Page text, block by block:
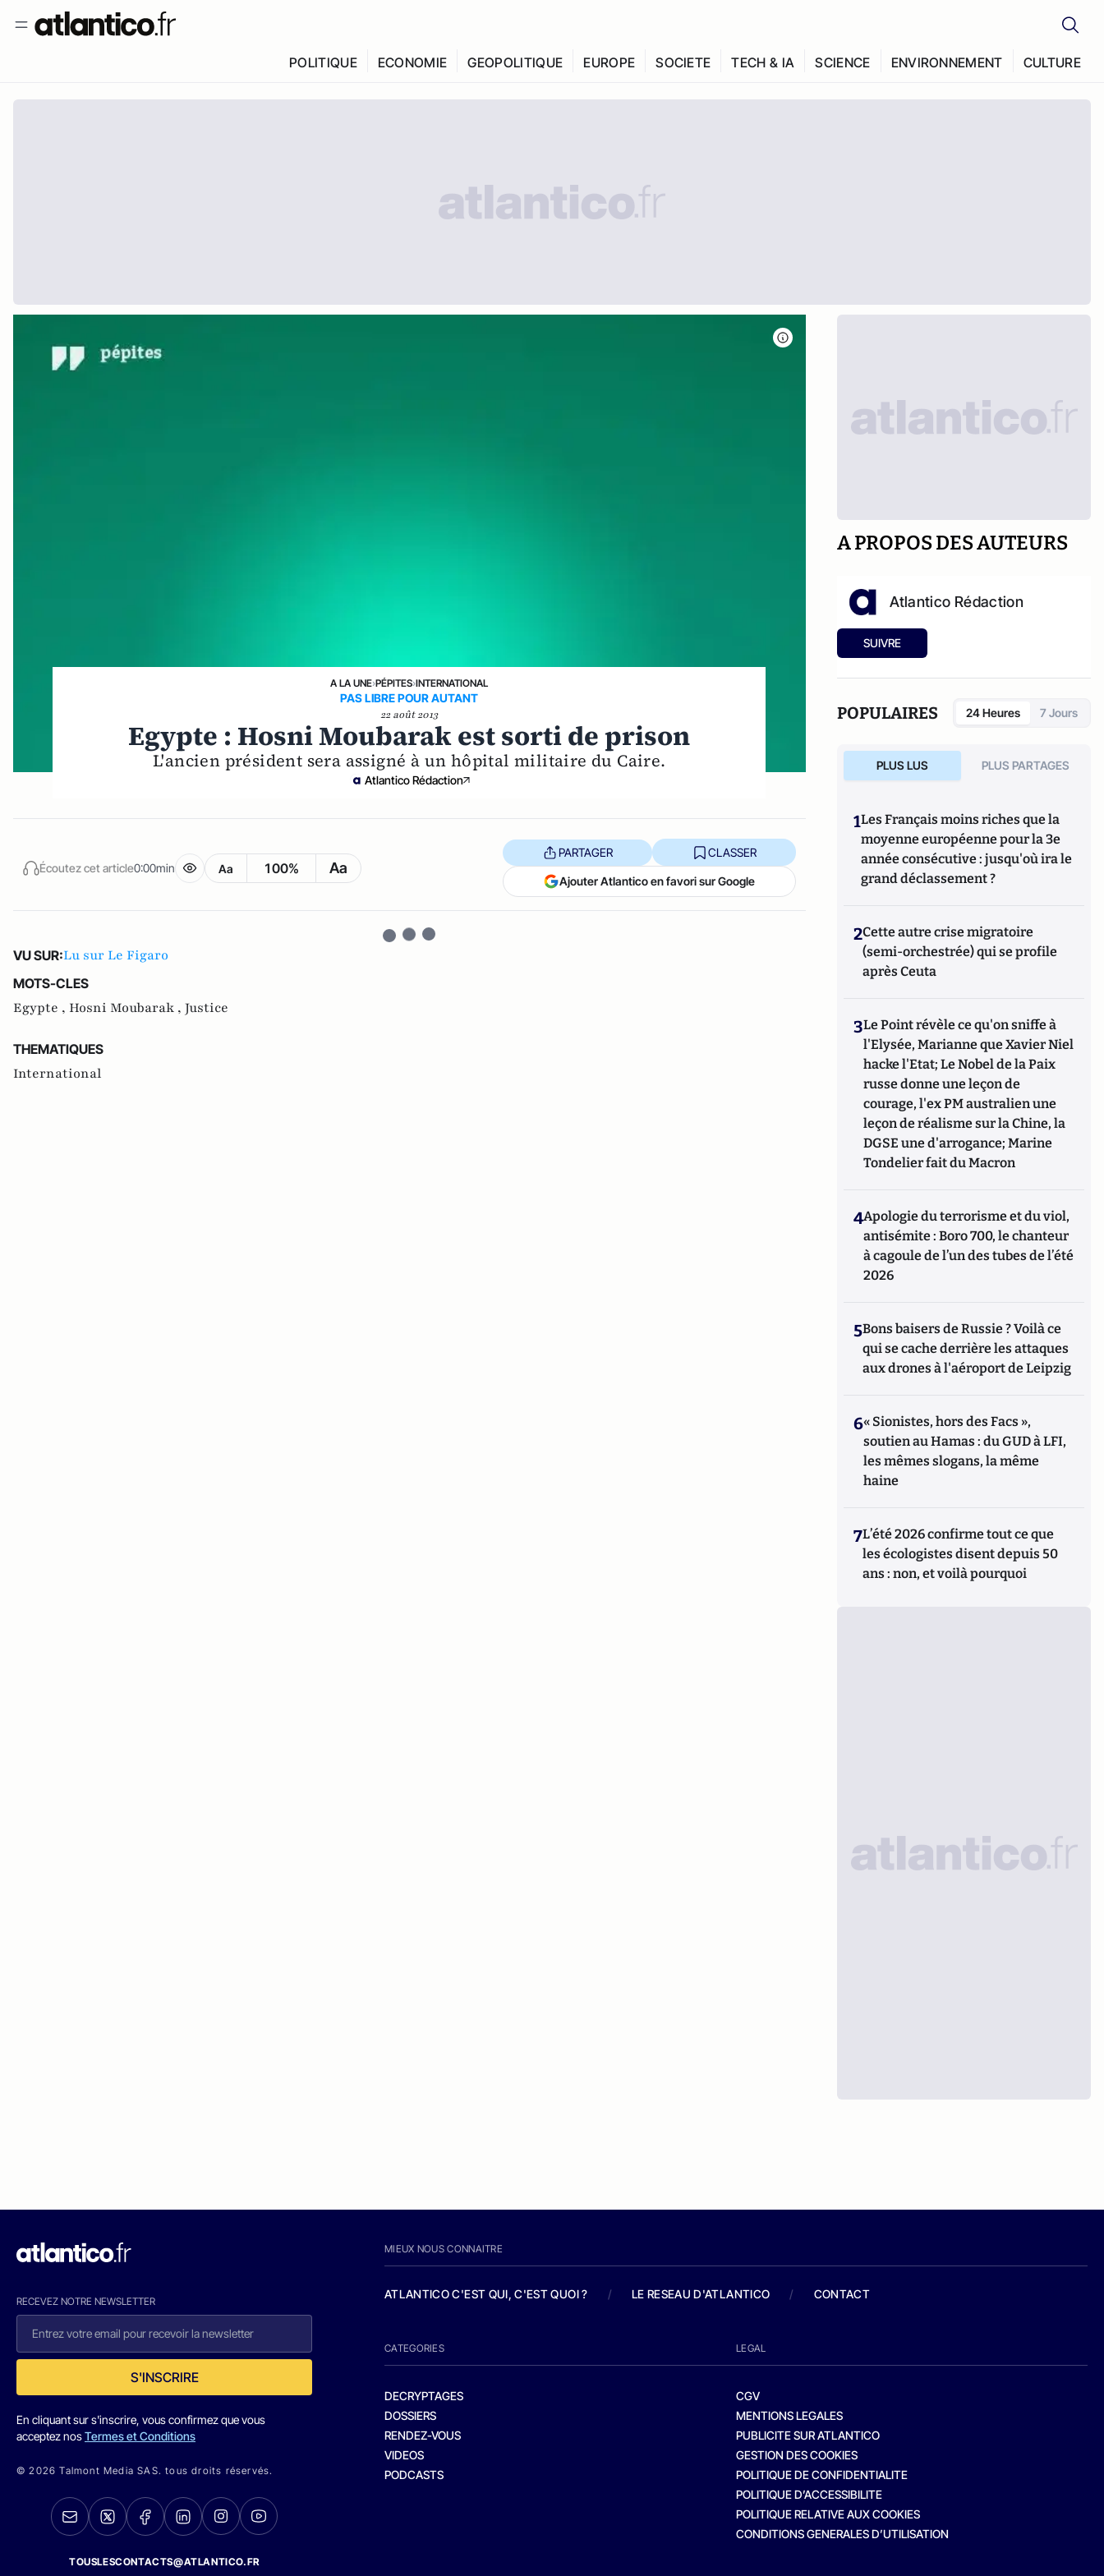
POLITIQUE ECONOMIE GEOPOLITIQUE EUROPE SOCIETE TECH & IA SCIENCE ENVIRONNEMENT CULTURE
A LA UNE›PÉPITES›INTERNATIONAL
PAS LIBRE POUR AUTANT
22 août 2013
Egypte : Hosni Moubarak est sorti de prison
L'ancien président sera assigné à un hôpital militaire du Caire.
Atlantico Rédaction
Écoutez cet article0:00min Aa 100% Aa
PARTAGER CLASSER
Ajouter Atlantico en favori sur Google
VU SUR:Lu sur Le Figaro
MOTS-CLES
Egypte , Hosni Moubarak , Justice
THEMATIQUES
International
A PROPOS DES AUTEURS
Atlantico Rédaction
SUIVRE
POPULAIRES 24 Heures 7 Jours
PLUS LUS PLUS PARTAGES
1Les Français moins riches que la
moyenne européenne pour la 3e
année consécutive : jusqu'où ira le
grand déclassement ?
2Cette autre crise migratoire
(semi-orchestrée) qui se profile
après Ceuta
3Le Point révèle ce qu'on sniffe à
l'Elysée, Marianne que Xavier Niel
hacke l'Etat; Le Nobel de la Paix
russe donne une leçon de
courage, l'ex PM australien une
leçon de réalisme sur la Chine, la
DGSE une d'arrogance; Marine
Tondelier fait du Macron
4Apologie du terrorisme et du viol,
antisémite : Boro 700, le chanteur
à cagoule de l’un des tubes de l’été
2026
5Bons baisers de Russie ? Voilà ce
qui se cache derrière les attaques
aux drones à l'aéroport de Leipzig
6« Sionistes, hors des Facs »,
soutien au Hamas : du GUD à LFI,
les mêmes slogans, la même
haine
7L’été 2026 confirme tout ce que
les écologistes disent depuis 50
ans : non, et voilà pourquoi
RECEVEZ NOTRE NEWSLETTER
S'INSCRIRE
En cliquant sur s'inscrire, vous confirmez que vous
acceptez nosTermes et Conditions
© 2026 Talmont Media SAS. tous droits réservés.
TOUSLESCONTACTS@ATLANTICO.FR
MIEUX NOUS CONNAITRE
ATLANTICO C'EST QUI, C'EST QUOI ? / LE RESEAU D'ATLANTICO / CONTACT
CATEGORIES
DECRYPTAGES
DOSSIERS
RENDEZ-VOUS
VIDEOS
PODCASTS
LEGAL
CGV
MENTIONS LEGALES
PUBLICITE SUR ATLANTICO
GESTION DES COOKIES
POLITIQUE DE CONFIDENTIALITE
POLITIQUE D’ACCESSIBILITE
POLITIQUE RELATIVE AUX COOKIES
CONDITIONS GENERALES D’UTILISATION